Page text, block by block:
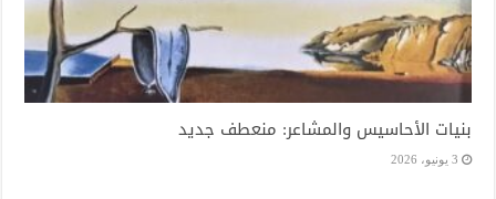
بنيات الأحاسيس والمشاعر: منعطف جديد
3 يونيو، 2026